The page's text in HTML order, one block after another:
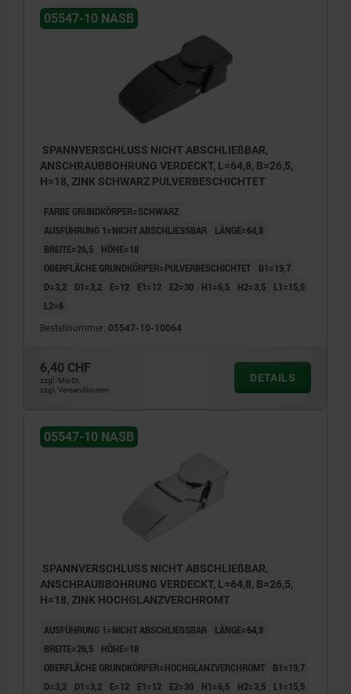
05547-10 NASB
SPANNVERSCHLUSS NICHT ABSCHLIEßBAR,
ANSCHRAUBBOHRUNG VERDECKT, L=64,8, B=26,5,
H=18, ZINK SCHWARZ PULVERBESCHICHTET
FARBE GRUNDKÖRPER=SCHWARZ
AUSFÜHRUNG 1=NICHT ABSCHLIESSBAR
LÄNGE=64,8
BREITE=26,5
HÖHE=18
OBERFLÄCHE GRUNDKÖRPER=PULVERBESCHICHTET
B1=19,7
D=3,2
D1=3,2 E=12 E1=12 E2=30 H1=6,5 H2=3,5
L1=15,5
L2=6
Bestellnummer: 05547-10-10064
6,40 CHF
zzgl. MwSt.
zzgl. Versandkosten
DETAILS
05547-10 NASB
SPANNVERSCHLUSS NICHT ABSCHLIEßBAR,
ANSCHRAUBBOHRUNG VERDECKT, L=64,8, B=26,5,
H=18, ZINK HOCHGLANZVERCHROMT
AUSFÜHRUNG 1=NICHT ABSCHLIESSBAR
LÄNGE=64,8
BREITE=26,5
HÖHE=18
OBERFLÄCHE GRUNDKÖRPER=HOCHGLANZVERCHROMT
B1=19,7
D=3,2
D1=3,2 E=12 E1=12 E2=30 H1=6,5 H2=3,5
L1=15,5